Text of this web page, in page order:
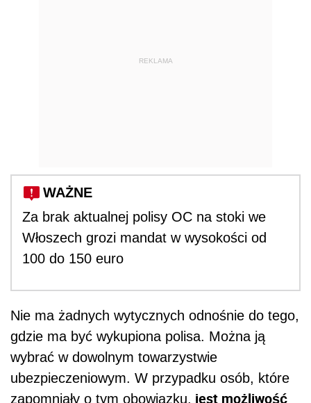
REKLAMA
WAŻNE
Za brak aktualnej polisy OC na stoki we
Włoszech grozi mandat w wysokości od
100 do 150 euro
Nie ma żadnych wytycznych odnośnie do tego,
gdzie ma być wykupiona polisa. Można ją
wybrać w dowolnym towarzystwie
ubezpieczeniowym. W przypadku osób, które
zapomniały o tym obowiązku, jest możliwość